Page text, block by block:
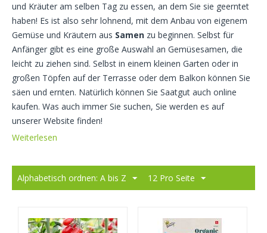
und Kräuter am selben Tag zu essen, an dem Sie sie geerntet
haben! Es ist also sehr lohnend, mit dem Anbau von eigenem
Gemüse und Kräutern aus Samen zu beginnen. Selbst für
Anfänger gibt es eine große Auswahl an Gemüsesamen, die
leicht zu ziehen sind. Selbst in einem kleinen Garten oder in
großen Töpfen auf der Terrasse oder dem Balkon können Sie
säen und ernten. Natürlich können Sie Saatgut auch online
kaufen. Was auch immer Sie suchen, Sie werden es auf
unserer Website finden!
Weiterlesen
Alphabetisch ordnen: A bis Z 12 Pro Seite